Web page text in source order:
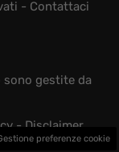
- Contattaci
gestite da
- Disclaimer
preferenze cookie